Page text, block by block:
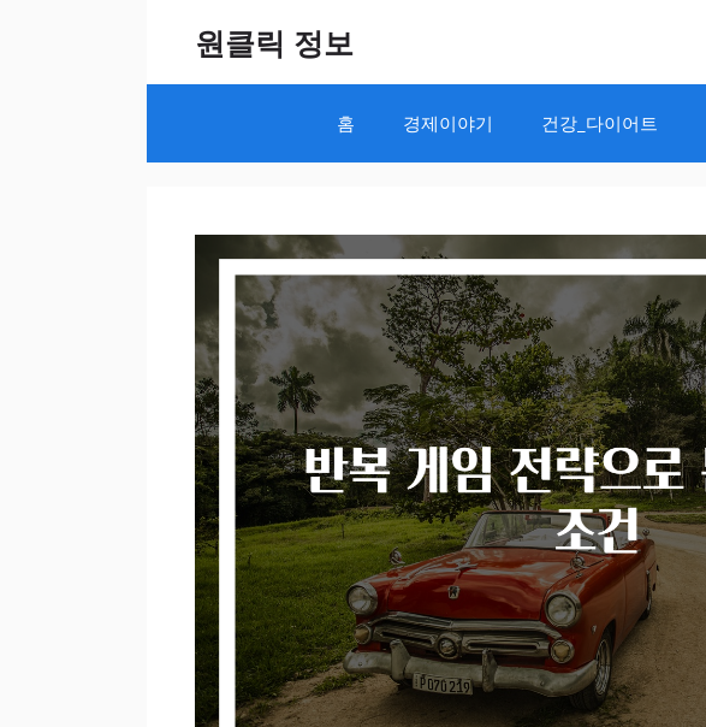
원클릭 정보
홈 경제이야기 건강_다이어트